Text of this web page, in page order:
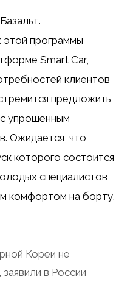
этой программы
Smart Car,
клиентов
предложить
упрощенным
Ожидается, что
которого состоится
специалистов
комфортом на борту.
Кореи не
в России